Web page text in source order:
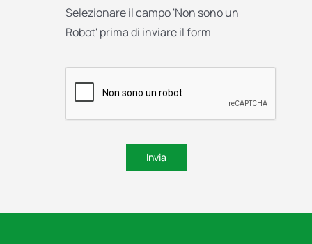
Selezionare il campo 'Non sono un
Robot' prima di inviare il form
Invia